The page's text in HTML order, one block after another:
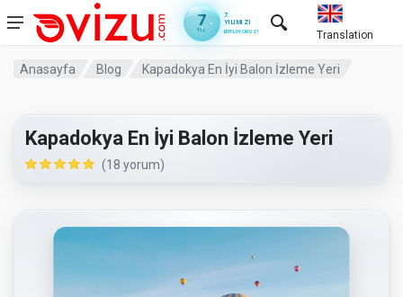
7
YIL
7.
YILIMIZI
KUTLUYORUZ! Translation
Anasayfa Blog Kapadokya En İyi Balon İzleme Yeri
Kapadokya En İyi Balon İzleme Yeri
(18 yorum)